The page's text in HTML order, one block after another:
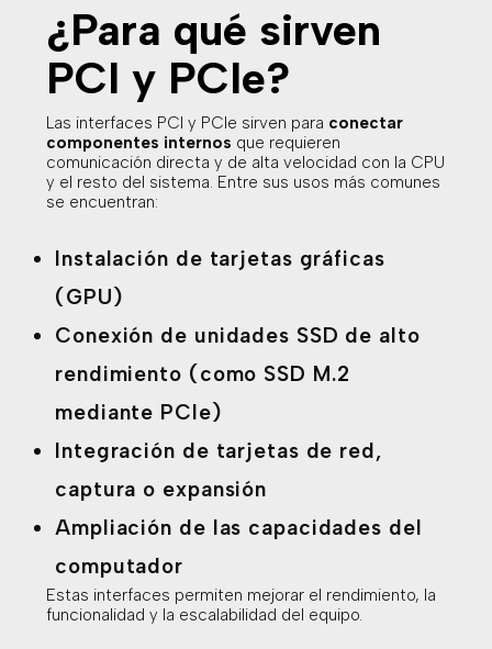
¿Para qué sirven
PCI y PCIe?
Las interfaces PCI y PCIe sirven para conectar
componentes internos que requieren
comunicación directa y de alta velocidad con la CPU
y el resto del sistema. Entre sus usos más comunes
se encuentran:
Instalación de tarjetas gráficas
(GPU)
Conexión de unidades SSD de alto
rendimiento (como SSD M.2
mediante PCIe)
Integración de tarjetas de red,
captura o expansión
Ampliación de las capacidades del
computador
Estas interfaces permiten mejorar el rendimiento, la
funcionalidad y la escalabilidad del equipo.